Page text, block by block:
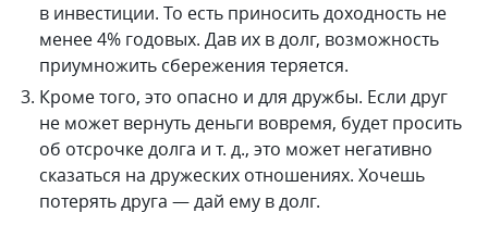
в инвестиции. То есть приносить доходность не
менее 4% годовых. Дав их в долг, возможность
приумножить сбережения теряется.
Кроме того, это опасно и для дружбы. Если друг
не может вернуть деньги вовремя, будет просить
об отсрочке долга и т. д., это может негативно
сказаться на дружеских отношениях. Хочешь
потерять друга — дай ему в долг.